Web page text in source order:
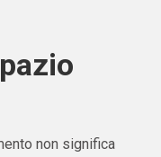
non significa